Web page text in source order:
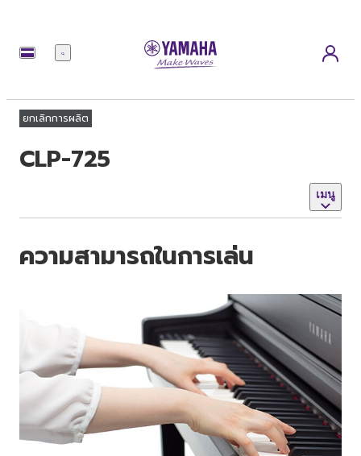
เมนู
ยกเลิกการผลิต
CLP-725
เมนู
ความสามารถในการเล่น